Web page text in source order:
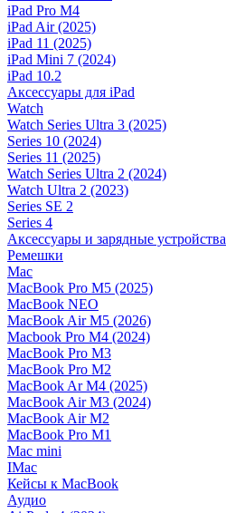
iPad Pro M4
iPad Air (2025)
iPad 11 (2025)
iPad Mini 7 (2024)
iPad 10.2
Аксессуары для iPad
Watch
Watch Series Ultra 3 (2025)
Series 10 (2024)
Series 11 (2025)
Watch Series Ultra 2 (2024)
Watch Ultra 2 (2023)
Series SE 2
Series 4
Аксессуары и зарядные устройства
Ремешки
Mac
MacBook Pro M5 (2025)
MacBook NEO
MacBook Air M5 (2026)
Macbook Pro M4 (2024)
MacBook Pro M3
MacBook Pro M2
MacBook Ar M4 (2025)
MacBook Air M3 (2024)
MacBook Air M2
MacBook Pro M1
Mac mini
IMac
Кейсы к MacBook
Аудио